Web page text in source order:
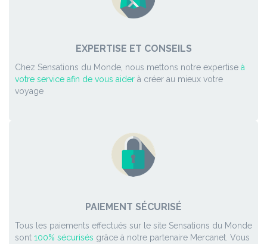
EXPERTISE ET CONSEILS
Chez Sensations du Monde, nous mettons notre expertise à
votre service afin de vous aider à créer au mieux votre
voyage
PAIEMENT SÉCURISÉ
Tous les paiements effectués sur le site Sensations du Monde
sont 100% sécurisés grâce à notre partenaire Mercanet. Vous